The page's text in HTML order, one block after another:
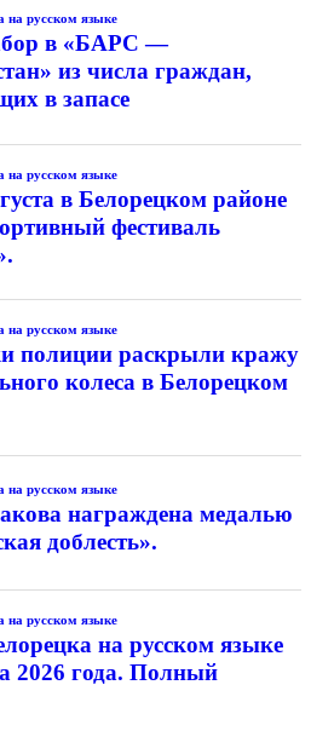
на русском языке
в «БАРС —
из числа граждан,
в запасе
на русском языке
в Белорецком районе
фестиваль
на русском языке
полиции раскрыли кражу
колеса в Белорецком
на русском языке
награждена медалью
доблесть».
на русском языке
на русском языке
2026 года. Полный